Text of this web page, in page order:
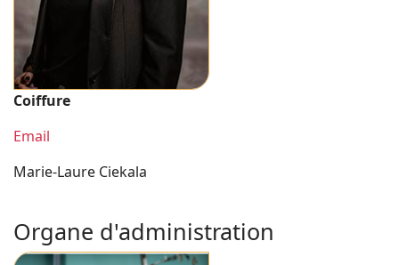
Coiffure
Email
Marie-Laure Ciekala
Organe d'administration